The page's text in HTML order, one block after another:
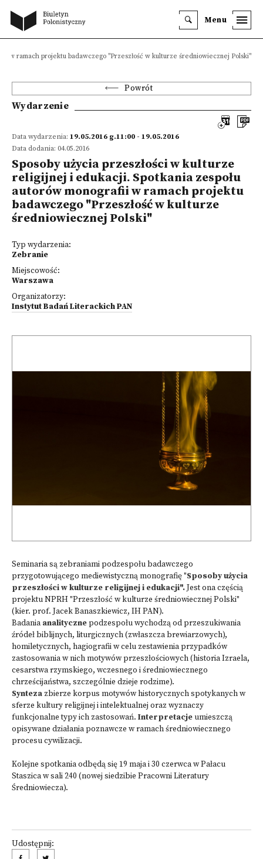
Menu
w ramach projektu badawczego "Przeszłość w kulturze średniowiecznej Polski"
Powrót
Wydarzenie
Data wydarzenia: 19.05.2016 g.11:00 - 19.05.2016
Data dodania: 04.05.2016
Sposoby użycia przeszłości w kulturze
religijnej i edukacji. Spotkania zespołu
autorów monografii w ramach projektu
badawczego "Przeszłość w kulturze
średniowiecznej Polski"
Typ wydarzenia:
Zebranie
Miejscowość:
Warszawa
Organizatorzy:
Instytut Badań Literackich PAN
Seminaria są zebraniami podzespołu badawczego
przygotowującego mediewistyczną monografię "Sposoby użycia
przeszłości w kulturze religijnej i edukacji".Jest ona częścią
projektu NPRH "Przeszłość w kulturze średniowiecznej Polski"
(kier. prof. Jacek Banaszkiewicz, IH PAN).
Badania analitycznepodzespołu wychodzą od przeszukiwania
źródeł biblijnych, liturgicznych (zwłaszcza brewiarzowych),
homiletycznych, hagiografii w celu zestawienia przypadków
zastosowania w nich motywów przeszłościowych (historia Izraela,
cesarstwa rzymskiego, wczesnego i średniowiecznego
chrześcijaństwa, szczególnie dzieje rodzime).
Synteza zbierze korpus motywów historycznych spotykanych w
sferze kultury religijnej i intelektualnej oraz wyznaczy
funkcjonalne typy ich zastosowań. Interpretacje umieszczą
opisywane działania poznawcze w ramach średniowiecznego
procesu cywilizacji.
Kolejne spotkania odbędą się 19 maja i 30 czerwca w Pałacu
Staszica w sali 240 (nowej siedzibie Pracowni Literatury
Średniowiecza).
Udostępnij: